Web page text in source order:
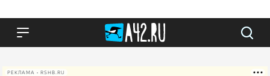
РЕКЛАМА • RSHB.RU